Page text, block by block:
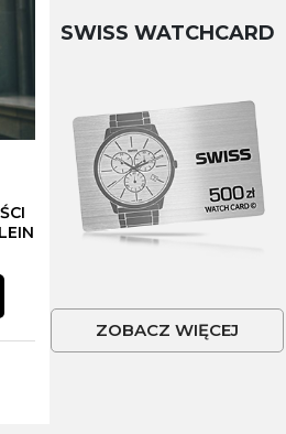
SWISS WATCHCARD
ZOBACZ WIĘCEJ